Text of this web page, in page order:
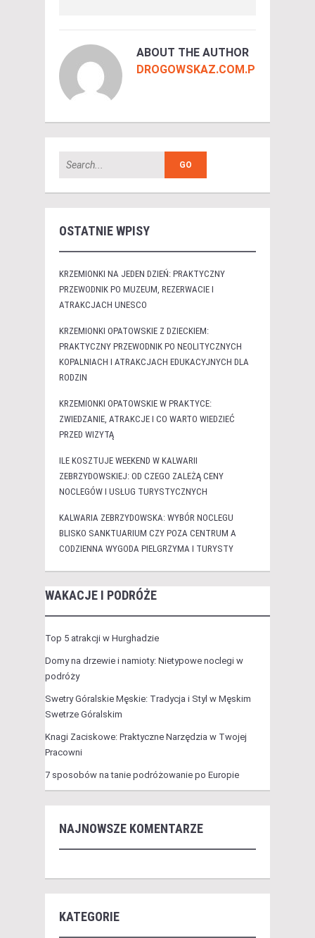
ABOUT THE AUTHOR
DROGOWSKAZ.COM.PL
OSTATNIE WPISY
KRZEMIONKI NA JEDEN DZIEŃ: PRAKTYCZNY
PRZEWODNIK PO MUZEUM, REZERWACIE I
ATRAKCJACH UNESCO
KRZEMIONKI OPATOWSKIE Z DZIECKIEM:
PRAKTYCZNY PRZEWODNIK PO NEOLITYCZNYCH
KOPALNIACH I ATRAKCJACH EDUKACYJNYCH DLA
RODZIN
KRZEMIONKI OPATOWSKIE W PRAKTYCE:
ZWIEDZANIE, ATRAKCJE I CO WARTO WIEDZIEĆ
PRZED WIZYTĄ
ILE KOSZTUJE WEEKEND W KALWARII
ZEBRZYDOWSKIEJ: OD CZEGO ZALEŻĄ CENY
NOCLEGÓW I USŁUG TURYSTYCZNYCH
KALWARIA ZEBRZYDOWSKA: WYBÓR NOCLEGU
BLISKO SANKTUARIUM CZY POZA CENTRUM A
CODZIENNA WYGODA PIELGRZYMA I TURYSTY
WAKACJE I PODRÓŻE
Top 5 atrakcji w Hurghadzie
Domy na drzewie i namioty: Nietypowe noclegi w
podróży
Swetry Góralskie Męskie: Tradycja i Styl w Męskim
Swetrze Góralskim
Knagi Zaciskowe: Praktyczne Narzędzia w Twojej
Pracowni
7 sposobów na tanie podróżowanie po Europie
NAJNOWSZE KOMENTARZE
KATEGORIE